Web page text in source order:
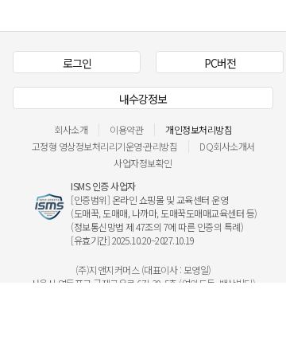
로그인 PC버전
내수강정보
회사소개 이용약관
개인정보처리방침
고정형 영상정보처리리기운영·관리방침
DQ회사소개서
사업자정보확인
ISMS 인증 사업자
[인증범위] 온라인 쇼핑몰 및 교육센터 운영
(도매꾹, 도매매, 나까마, 도매꾹도매매교육센터 등)
(정보통신망법 제 47조의 7에 따른 인증의 특례)
[유효기간] 2025.10.20~2027.10.19
(주)지앤지커머스 (대표이사 : 모영일)
서울시 영등포구 국제금융로 6길 30, 5층 (여의도동, 백상빌딩)